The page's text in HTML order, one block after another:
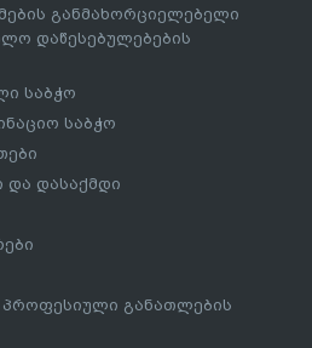
განმახორციელებელი
დაწესებულებების
საბჭო
საბჭო
დასაქმდი
განათლების